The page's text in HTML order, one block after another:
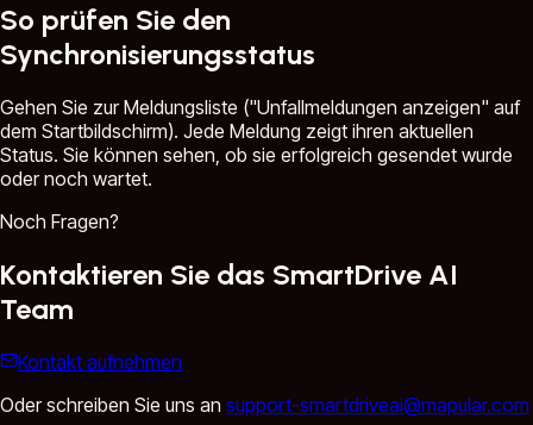
So prüfen Sie den
Synchronisierungsstatus
Gehen Sie zur Meldungsliste ("Unfallmeldungen anzeigen" auf
dem Startbildschirm). Jede Meldung zeigt ihren aktuellen
Status. Sie können sehen, ob sie erfolgreich gesendet wurde
oder noch wartet.
Noch Fragen?
Kontaktieren Sie das SmartDrive AI
Team
Kontakt aufnehmen
Oder schreiben Sie uns an support-smartdriveai@mapular.com